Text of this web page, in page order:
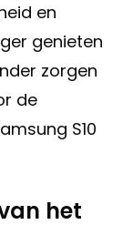
en
genieten
zorgen
de
S10
het